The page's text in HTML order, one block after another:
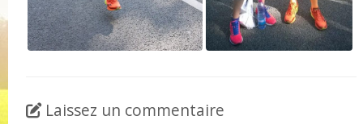
Laissez un commentaire